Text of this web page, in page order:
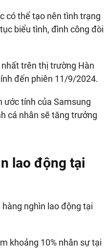
có thể tạo nên tình trạng
biểu tình, đình công đòi
trên thị trường Hàn
đến phiên 11/9/2024.
ước tính của Samsung
cá nhân sẽ tăng trưởng
lao động tại
nghìn lao động tại
khoảng 10% nhân sự tại